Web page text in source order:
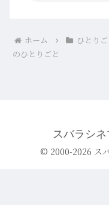
ホーム ひとり
のひとりごと
スバラシネ
© 2000-2026 ス